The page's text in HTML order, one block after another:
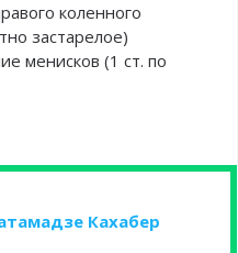
коленного
застарелое)
менисков (1 ст. по
Кахабер